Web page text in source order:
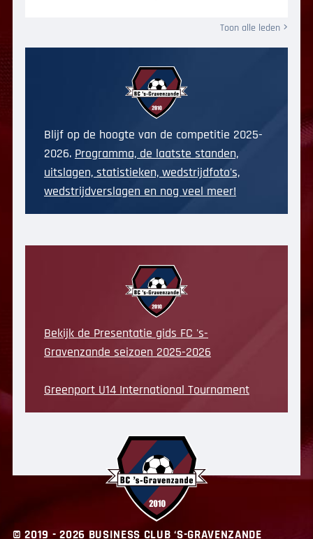
Toon alle leden
Blijf op de hoogte van de competitie 2025-
2026. Programma, de laatste standen,
uitslagen, statistieken, wedstrijdfoto's,
wedstrijdverslagen en nog veel meer!
Bekijk de Presentatie gids FC 's-
Gravenzande seizoen 2025-2026
Greenport U14 International Tournament
© 2019 - 2026 BUSINESS CLUB ‘S-GRAVENZANDE